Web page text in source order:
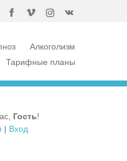
Алкоголизм
Тарифные планы
, Гость!
| Вход